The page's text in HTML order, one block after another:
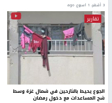
3 أشهر، 1 اسبوع. ago
تقارير
الجوع يحيط بالنازحين في شمال غزة وسط
شح المساعدات مع دخول رمضان